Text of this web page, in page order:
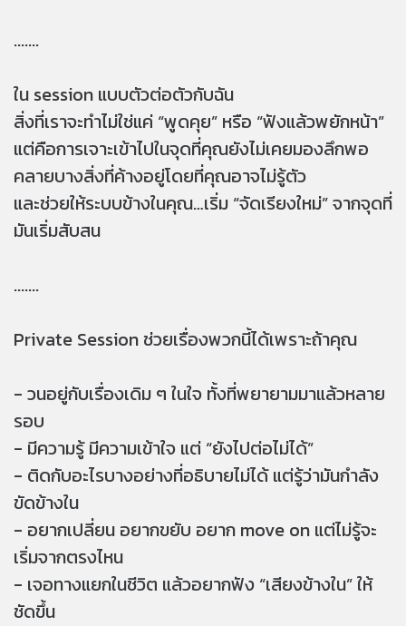
.......
ใน session แบบตัวต่อตัวกับฉัน
สิ่งที่เราจะทำไม่ใช่แค่ “พูดคุย” หรือ “ฟังแล้วพยักหน้า”
แต่คือการเจาะเข้าไปในจุดที่คุณยังไม่เคยมองลึกพอ
คลายบางสิ่งที่ค้างอยู่โดยที่คุณอาจไม่รู้ตัว
และช่วยให้ระบบข้างในคุณ…เริ่ม “จัดเรียงใหม่” จากจุดที่
มันเริ่มสับสน
.......
Private Session ช่วยเรื่องพวกนี้ได้เพราะถ้าคุณ
- วนอยู่กับเรื่องเดิม ๆ ในใจ ทั้งที่พยายามมาแล้วหลาย
รอบ
- มีความรู้ มีความเข้าใจ แต่ “ยังไปต่อไม่ได้”
- ติดกับอะไรบางอย่างที่อธิบายไม่ได้ แต่รู้ว่ามันกำลัง
ขัดข้างใน
- อยากเปลี่ยน อยากขยับ อยาก move on แต่ไม่รู้จะ
เริ่มจากตรงไหน
- เจอทางแยกในชีวิต แล้วอยากฟัง “เสียงข้างใน” ให้
ชัดขึ้น